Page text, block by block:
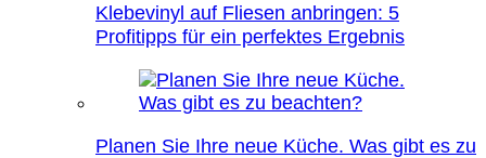
Klebevinyl auf Fliesen anbringen: 5
Profitipps für ein perfektes Ergebnis
Planen Sie Ihre neue Küche. Was gibt es zu